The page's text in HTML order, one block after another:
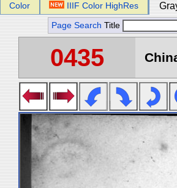
Color IIIF Color HighRes
Page Search Title
0435